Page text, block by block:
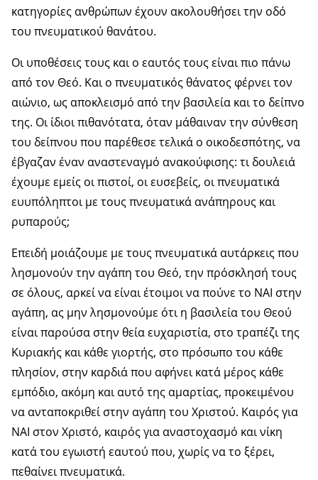
κατηγορίες ανθρώπων έχουν ακολουθήσει την οδό
του πνευματικού θανάτου.
Οι υποθέσεις τους και ο εαυτός τους είναι πιο πάνω
από τον Θεό. Και ο πνευματικός θάνατος φέρνει τον
αιώνιο, ως αποκλεισμό από την βασιλεία και το δείπνο
της. Οι ίδιοι πιθανότατα, όταν μάθαιναν την σύνθεση
του δείπνου που παρέθεσε τελικά ο οικοδεσπότης, να
έβγαζαν έναν αναστεναγμό ανακούφισης: τι δουλειά
έχουμε εμείς οι πιστοί, οι ευσεβείς, οι πνευματικά
ευυπόληπτοι με τους πνευματικά ανάπηρους και
ρυπαρούς;
Επειδή μοιάζουμε με τους πνευματικά αυτάρκεις που
λησμονούν την αγάπη του Θεό, την πρόσκλησή τους
σε όλους, αρκεί να είναι έτοιμοι να πούνε το ΝΑΙ στην
αγάπη, ας μην λησμονούμε ότι η βασιλεία του Θεού
είναι παρούσα στην θεία ευχαριστία, στο τραπέζι της
Κυριακής και κάθε γιορτής, στο πρόσωπο του κάθε
πλησίον, στην καρδιά που αφήνει κατά μέρος κάθε
εμπόδιο, ακόμη και αυτό της αμαρτίας, προκειμένου
να ανταποκριθεί στην αγάπη του Χριστού. Καιρός για
ΝΑΙ στον Χριστό, καιρός για αναστοχασμό και νίκη
κατά του εγωιστή εαυτού που, χωρίς να το ξέρει,
πεθαίνει πνευματικά.